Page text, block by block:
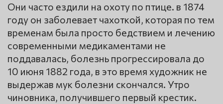
Они часто ездили на охоту по птице. в 1874
году он заболевает чахоткой, которая по тем
временам была просто бедствием и лечению
современными медикаментами не
поддавалась, болезнь прогрессировала до
10 июня 1882 года, в это время художник не
выдержав мук болезни скончался. Утро
чиновника, получившего первый крестик.